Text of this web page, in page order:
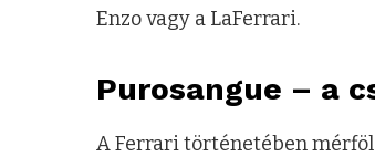
Enzo vagy a LaFerrari.
Purosangue – a
A Ferrari történetében